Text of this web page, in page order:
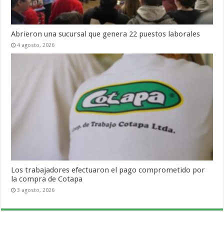
Abrieron una sucursal que genera 22 puestos laborales
4 agosto, 2026
Los trabajadores efectuaron el pago comprometido por
la compra de Cotapa
3 agosto, 2026